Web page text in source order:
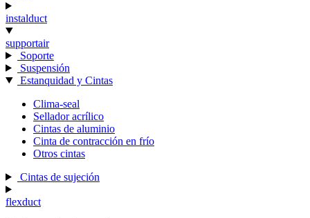
instalduct
supportair
Soporte
Suspensión
Estanquidad y Cintas
Clima-seal
Sellador acrílico
Cintas de aluminio
Cinta de contracción en frío
Otros cintas
Cintas de sujeción
flexduct